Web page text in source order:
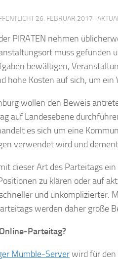
26. FEBRUAR 2017 ·
PIRATEN nehmen
muss gefunden
bewältigen,
hohe Kosten auf sich, um
wollen den Beweis
auf Landesebene
es sich um eine
verwendet wird und
dieser Art des Parteitags
zu klären oder auf
und unkomplizierter.
werden daher große
Parteitag?
Mumble-Serverwird für